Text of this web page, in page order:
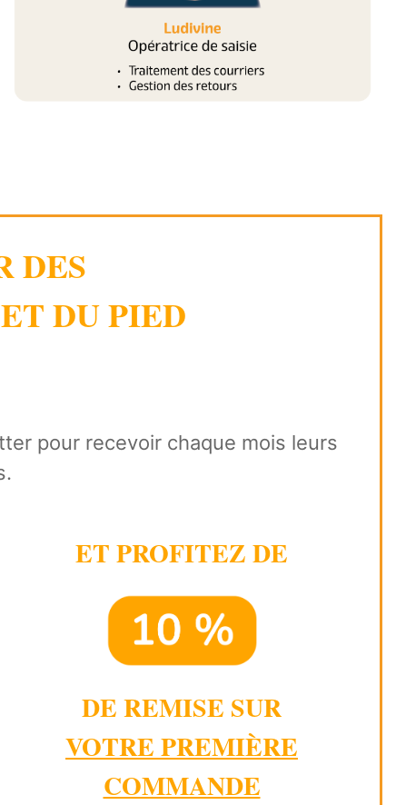
DES
DU PIED
pour recevoir chaque mois leurs
ET PROFITEZ DE
DE REMISE SUR
VOTRE PREMIÈRE
COMMANDE